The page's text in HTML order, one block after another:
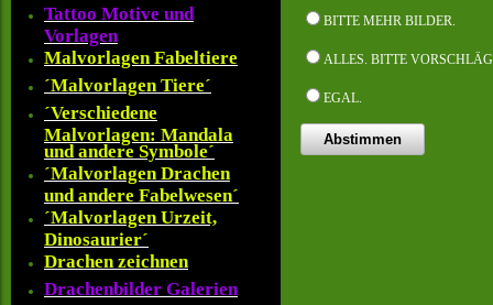
Tattoo Motive und
Vorlagen
Malvorlagen Fabeltiere
´Malvorlagen Tiere´
´Verschiedene
Malvorlagen: Mandala
und andere Symbole´
´Malvorlagen Drachen
und andere Fabelwesen´
´Malvorlagen Urzeit,
Dinosaurier´
Drachen zeichnen
Drachenbilder Galerien
BITTE MEHR BILDER.
ALLES. BITTE
EGAL.